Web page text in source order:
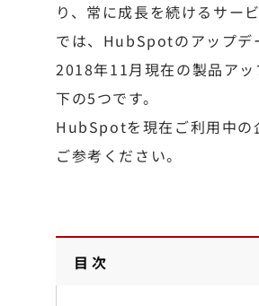
り、常に成長を続けるサー
では、HubSpotのアップデ
2018年11月現在の製品ア
下の5つです。
HubSpotを現在ご利用中の
ご参考ください。
目次